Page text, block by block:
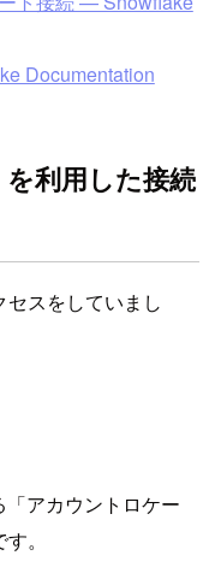
Documentation
を利用した接続
スをしていまし
アカウントロケー
。